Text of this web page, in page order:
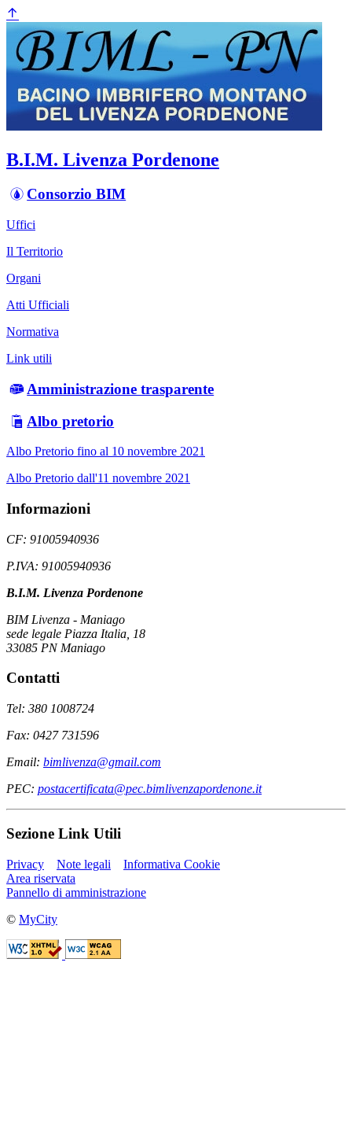
B.I.M. Livenza Pordenone
Consorzio BIM
Uffici
Il Territorio
Organi
Atti Ufficiali
Normativa
Link utili
Amministrazione trasparente
Albo pretorio
Albo Pretorio fino al 10 novembre 2021
Albo Pretorio dall'11 novembre 2021
Informazioni
CF: 91005940936
P.IVA: 91005940936
B.I.M. Livenza Pordenone
BIM Livenza - Maniago
sede legale Piazza Italia, 18
33085 PN Maniago
Contatti
Tel: 380 1008724
Fax: 0427 731596
Email: bimlivenza@gmail.com
PEC: postacertificata@pec.bimlivenzapordenone.it
Sezione Link Utili
Privacy Note legali
Informativa Cookie
Area riservata
Pannello di amministrazione
© MyCity